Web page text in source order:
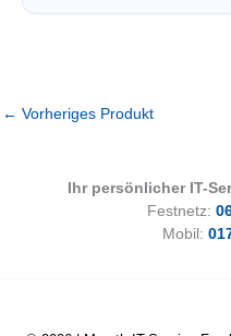
← Vorheriges Produkt
Ihr persönlicher IT-
Festnetz:
Mobil: